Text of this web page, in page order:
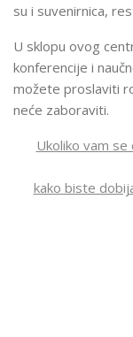
su i suvenirnica,
U sklopu ovog
konferencije i
možete proslaviti
neće zaboraviti.
Ukoliko vam
kako biste